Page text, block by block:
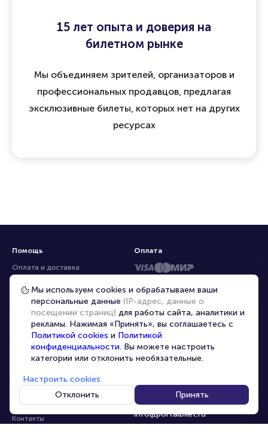
15 лет опыта и доверия на
билетном рынке
Мы объединяем зрителей, организаторов и
профессиональных продавцов, предлагая
эксклюзивные билеты, которых нет на других
ресурсах
Помощь
Оплата и доставка
Частые вопросы
Перепродажа билетов
Организаторам
Корпоративным клиентам
VIP-билеты
Персональные данные
О компании
Контакты
8-800-500-42-62
8-499-226-15-14
info@portalbilet.ru
С 10:00 до 21:00,
Оплата
Мы используем cookies и обрабатываем ваши
персональные данные (IP-адрес, данные о
посещении страниц) для работы сайта, аналитики и
рекламы. Нажимая «Принять», вы соглашаетесь с
Политикой cookies и Политикой
конфиденциальности. Вы можете настроить
категории или отклонить необязательные.
Настроить cookies
Отклонить
Принять